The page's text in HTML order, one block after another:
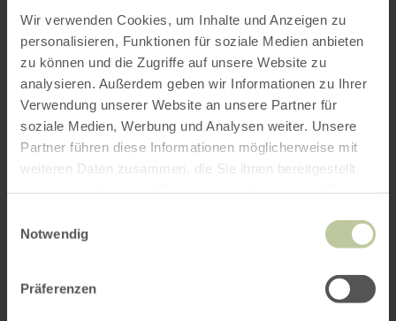
Wir verwenden Cookies, um Inhalte und Anzeigen zu
personalisieren, Funktionen für soziale Medien anbieten
zu können und die Zugriffe auf unsere Website zu
analysieren. Außerdem geben wir Informationen zu Ihrer
Verwendung unserer Website an unsere Partner für
soziale Medien, Werbung und Analysen weiter. Unsere
Partner führen diese Informationen möglicherweise mit
weiteren Daten zusammen, die Sie ihnen bereitgestellt
Notwendig
Präferenzen